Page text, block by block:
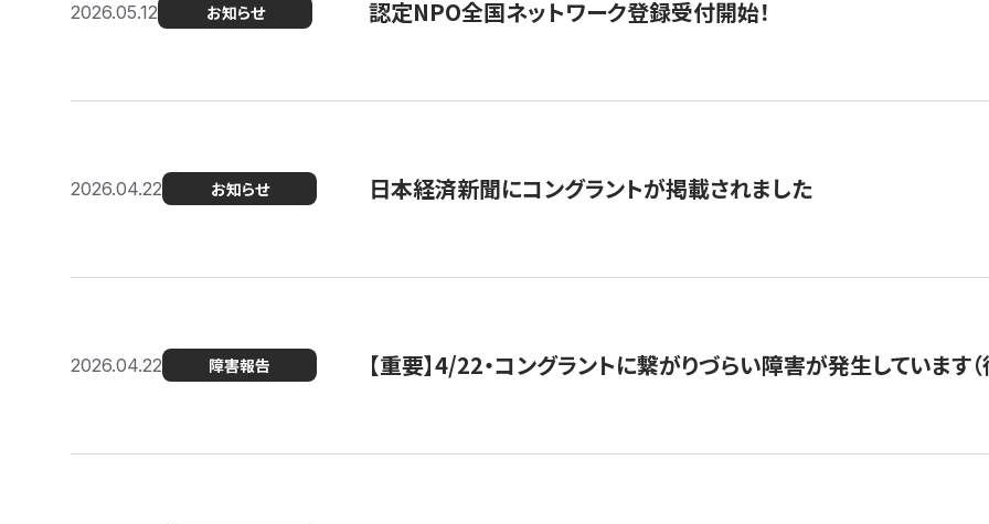
2026.05.12 お知らせ 認定NPO全国ネットワーク登録受付開始！
2026.04.22 お知らせ 日本経済新聞にコングラントが掲載されました
2026.04.22 障害報告 【重要】4/22・コングラントに繋がりづらい障害が発生しています（